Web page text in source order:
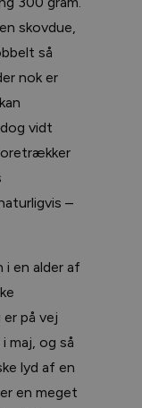
skovdue,
så
nok er
vidt
–
i en alder af
på vej
maj, og så
lyd af en
en meget